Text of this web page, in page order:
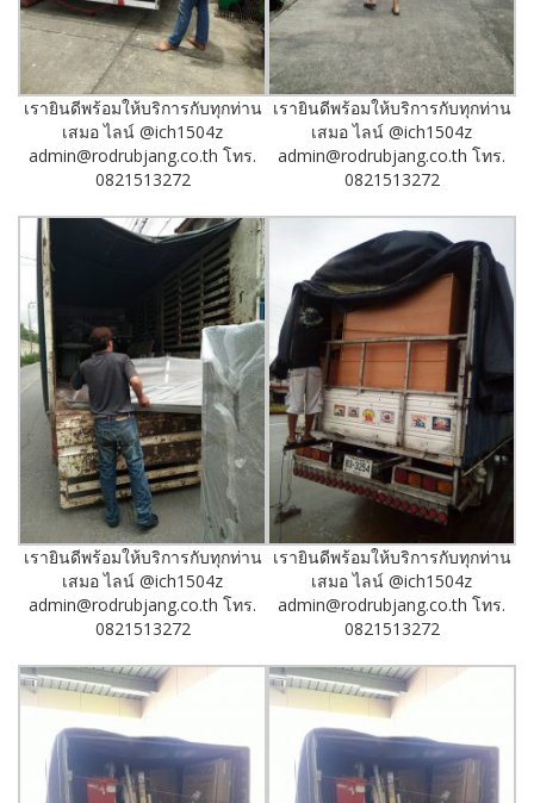
เรายินดีพร้อมให้บริการกับทุกท่าน
เสมอ ไลน์ @ich1504z
admin@rodrubjang.co.th โทร.
0821513272
เรายินดีพร้อมให้บริการกับทุกท่าน
เสมอ ไลน์ @ich1504z
admin@rodrubjang.co.th โทร.
0821513272
เรายินดีพร้อมให้บริการกับทุกท่าน
เสมอ ไลน์ @ich1504z
admin@rodrubjang.co.th โทร.
0821513272
เรายินดีพร้อมให้บริการกับทุกท่าน
เสมอ ไลน์ @ich1504z
admin@rodrubjang.co.th โทร.
0821513272